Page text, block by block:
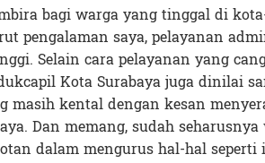
bagi warga yang tinggal di
pengalaman saya, pelayanan
Selain cara pelayanan yang
Kota Surabaya juga dinilai
masih kental dengan kesan
Dan memang, sudah
dalam mengurus hal-hal seperti